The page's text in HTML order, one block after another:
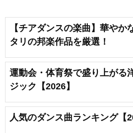
【チアダンスの楽曲】華やか
タリの邦楽作品を厳選！
運動会・体育祭で盛り上がる
ジック【2026】
人気のダンス曲ランキング【